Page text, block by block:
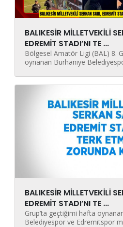
BALIKESİR MİLLETVEKİLİ
EDREMİT STADI’NI TE ...
Bölgesel Amatör Ligi (BAL) 8.
oynanan Burhaniye
BALIKESİR MİLLETVEKİLİ
EDREMİT STADI’NI TE ...
Grup’ta geçtiğimi hafta
Belediyespor ve Edremitspor